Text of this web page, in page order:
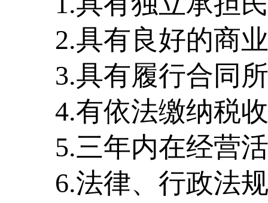
2.具有良好的商
3.具有履行合同
4.有依法缴纳税
5.三年内在经营
6.法律、行政法